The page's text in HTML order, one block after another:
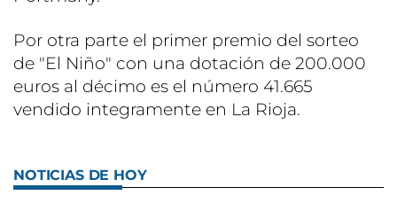
Por otra parte el primer premio del sorteo
de "El Niño" con una dotación de 200.000
euros al décimo es el número 41.665
vendido integramente en La Rioja.
NOTICIAS DE HOY